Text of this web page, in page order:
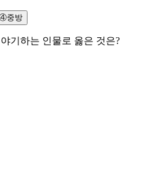
중방
기하는 인물로 옳은 것은?